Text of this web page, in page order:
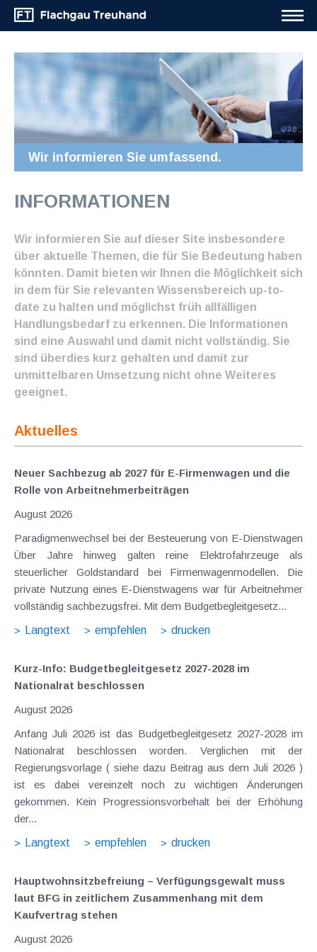
Wir informieren Sie umfassend.
INFORMATIONEN
Wir informieren Sie auf dieser Site insbesondere
über aktuelle Themen, die für Sie Bedeutung haben
könnten. Damit bieten wir Ihnen die Möglichkeit sich
in dem für Sie relevanten Wissensbereich up-to-
date zu halten und möglichst früh allfälligen
Handlungsbedarf zu erkennen. Die Informationen
sind eine Auswahl und damit nicht vollständig. Sie
sind überdies kurz gehalten und damit zur
unmittelbaren Umsetzung nicht ohne Weiteres
geeignet.
Aktuelles
Neuer Sachbezug ab 2027 für E-Firmenwagen und die
Rolle von Arbeitnehmer​­beiträgen
August 2026
Paradigmenwechsel bei der Besteuerung von E-Dienstwagen
Über Jahre hinweg galten reine Elektrofahrzeuge als
steuerlicher Goldstandard bei Firmenwagenmodellen. Die
private Nutzung eines E-Dienstwagens war für Arbeitnehmer
vollständig sachbezugsfrei. Mit dem Budgetbegleitgesetz...
Langtext
empfehlen drucken
Kurz-Info: Budgetbegleitgesetz 2027-2028 im
Nationalrat beschlossen
August 2026
Anfang Juli 2026 ist das Budgetbegleitgesetz 2027-2028 im
Nationalrat beschlossen worden. Verglichen mit der
Regierungsvorlage ( siehe dazu Beitrag aus dem Juli 2026 )
ist es dabei vereinzelt noch zu wichtigen Änderungen
gekommen. Kein Progressionsvorbehalt bei der Erhöhung
der...
Langtext
empfehlen drucken
Hauptwohnsitz​­befreiung – Verfügungsgewalt muss
laut BFG in zeitlichem Zusammenhang mit dem
Kaufvertrag stehen
August 2026